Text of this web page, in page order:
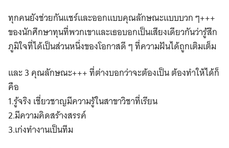
ทุกคนยังช่วยกันแชร์และออกแบบคุณลักษณะแบบบวก ๆ+++
ของนักศึกษาทุนที่พวกเขาและเธอบอกเป็นเสียงเดียวกันว่ารู้สึก
ภูมิใจที่ได้เป็นส่วนหนึ่งของโอกาสดี ๆ ที่ความฝันได้ถูกเติมเต็ม
และ 3 คุณลักษณะ+++ ที่ต่างบอกว่าจะต้องเป็น ต้องทำให้ได้ก็
คือ
1.รู้จริง เชี่ยวชาญมีความรู้ในสาขาวิชาที่เรียน
2.มีความคิดสร้างสรรค์
3.เก่งทำงานเป็นทีม